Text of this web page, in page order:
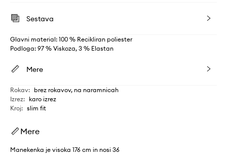
Sestava
Glavni material: 100 % Recikliran poliester
Podloga: 97 % Viskoza, 3 % Elastan
Mere
Rokav: brez rokavov, na naramnicah
Izrez: karo izrez
Kroj: slim fit
Mere
Manekenka je visoka 176 cm in nosi 36